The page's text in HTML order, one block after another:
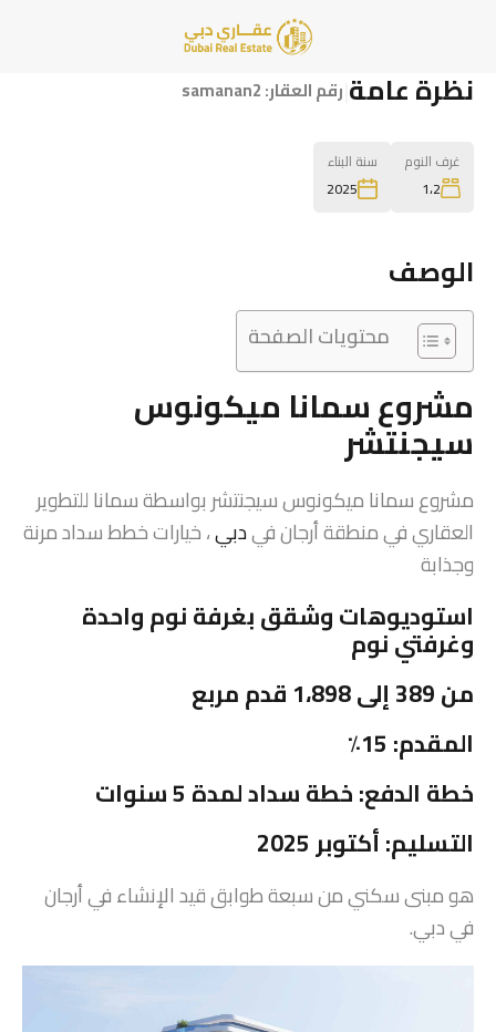
نظرة عامة رقم العقار:samanan2
غرف النوم
1،2
سنة البناء
2025
الوصف
محتويات الصفحة
مشروع سمانا ميكونوس
سيجنتشر
مشروع سمانا ميكونوس سيجنتشر بواسطة سمانا للتطوير
العقاري في منطقة أرجان فيدبي، خيارات خطط سداد مرنة
وجذابة
استوديوهات وشقق بغرفة نوم واحدة
وغرفتي نوم
من 389 إلى 1،898 قدم مربع
المقدم: 15٪
خطة الدفع: خطة سداد لمدة 5 سنوات
التسليم: أكتوبر 2025
هو مبنى سكني من سبعة طوابق قيد الإنشاء في أرجان
في دبي.